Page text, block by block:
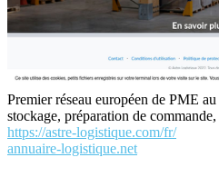
Premier réseau européen de PME
stockage, préparation de
https://astre-logistique.com/fr/
annuaire-logistique.net